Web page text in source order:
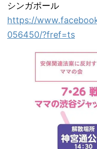
シンガポール
https://
056450/?fref=ts